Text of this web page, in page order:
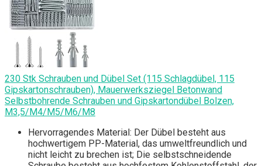
230 Stk Schrauben und Dübel Set (115 Schlagdübel, 115
Gipskartonschrauben), Mauerwerksziegel Betonwand
Selbstbohrende Schrauben und Gipskartondübel Bolzen,
M3,5/M4/M5/M6/M8
Hervorragendes Material: Der Dübel besteht aus
hochwertigem PP-Material, das umweltfreundlich und
nicht leicht zu brechen ist; Die selbstschneidende